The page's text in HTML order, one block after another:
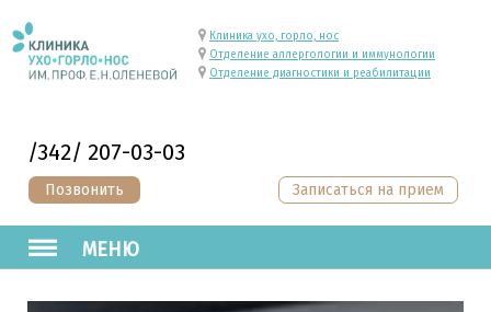
/342/ 207-03-03
Позвонить
Клиника ухо, горло, нос
Отделение аллергологии и иммунологии
Отделение диагностики и реабилитации
МЕНЮ
Записаться на прием